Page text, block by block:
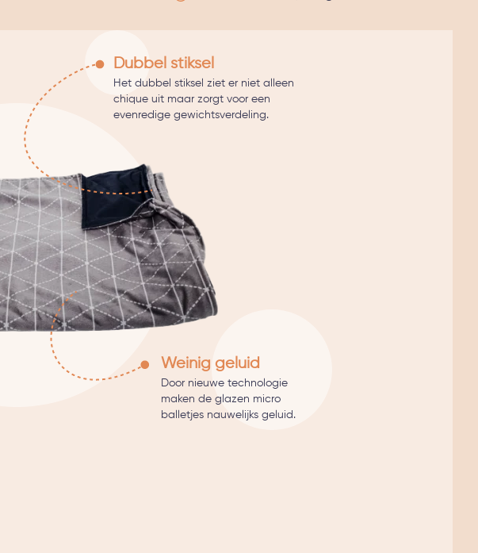
Dubbel stiksel
Het dubbel stiksel ziet er niet alleen
chique uit maar zorgt voor een
evenredige gewichtsverdeling.
Weinig geluid
Door nieuwe technologie
maken de glazen micro
balletjes nauwelijks geluid.